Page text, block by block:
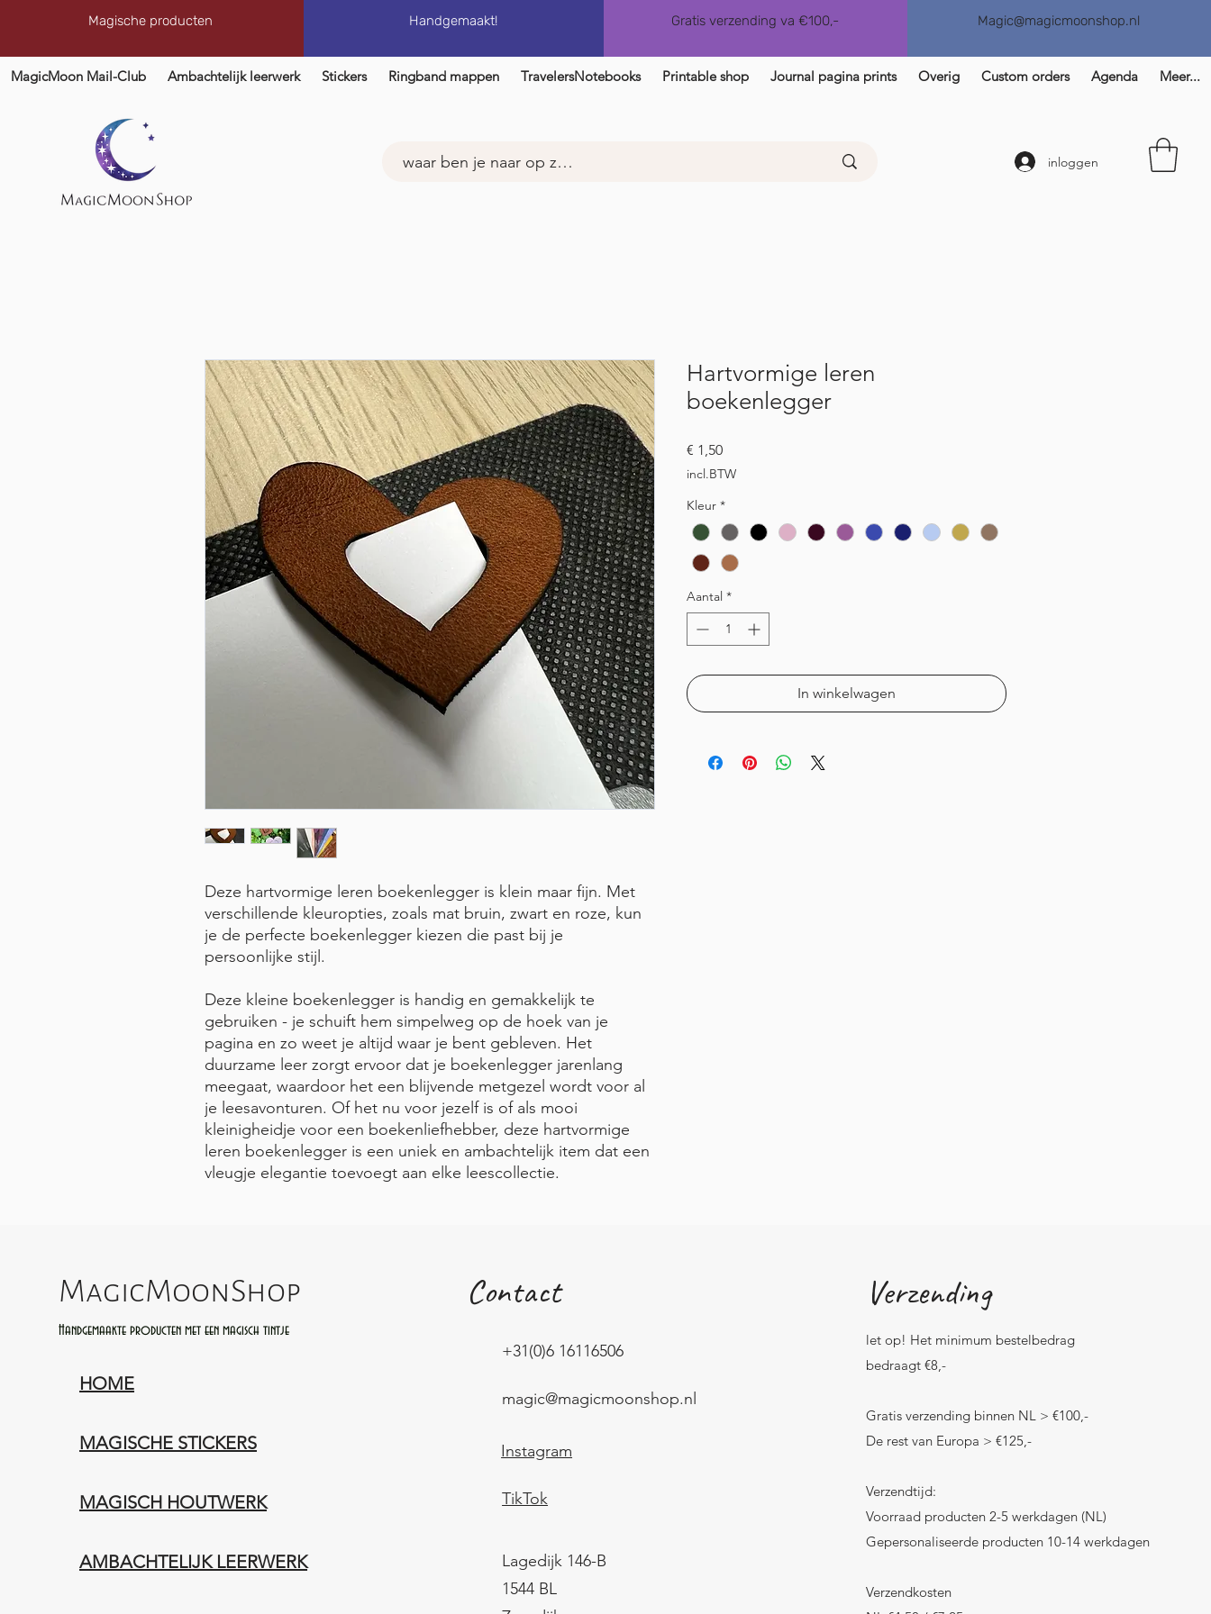
Magische producten Handgemaakt! Gratis verzending va €100,- Magic@magicmoonshop.nl
MagicMoon Mail-Club Ambachtelijk leerwerk Stickers Ringband mappen TravelersNotebooks Printable shop Journal pagina prints Overig Custom orders Agenda Meer...
inloggen
Deze hartvormige leren boekenlegger is klein maar fijn. Met
verschillende kleuropties, zoals mat bruin, zwart en roze, kun
je de perfecte boekenlegger kiezen die past bij je
persoonlijke stijl.
Deze kleine boekenlegger is handig en gemakkelijk te
gebruiken - je schuift hem simpelweg op de hoek van je
pagina en zo weet je altijd waar je bent gebleven. Het
duurzame leer zorgt ervoor dat je boekenlegger jarenlang
meegaat, waardoor het een blijvende metgezel wordt voor al
je leesavonturen. Of het nu voor jezelf is of als mooi
kleinigheidje voor een boekenliefhebber, deze hartvormige
leren boekenlegger is een uniek en ambachtelijk item dat een
vleugje elegantie toevoegt aan elke leescollectie.
Hartvormige leren
boekenlegger
€ 1,50Prijs
incl.BTW
Kleur *
Aantal *
In winkelwagen
MagicMoonShop
Handgemaakte producten met een magisch tintje
HOME
MAGISCHE STICKERS
MAGISCH HOUTWERK
AMBACHTELIJK LEERWERK​
Contact
+31(0)6 16116506
magic@magicmoonshop.nl
Instagram
TikTok
Lagedijk 146-B
1544 BL
Verzending
let op! Het minimum bestelbedrag
bedraagt €8,-
Gratis verzending binnen NL > €100,-
De rest van Europa > €125,-
Verzendtijd:
Voorraad producten 2-5 werkdagen (NL)
Gepersonaliseerde producten 10-14 werkdagen
Verzendkosten